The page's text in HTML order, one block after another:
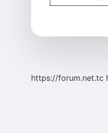
https://forum.net.tc